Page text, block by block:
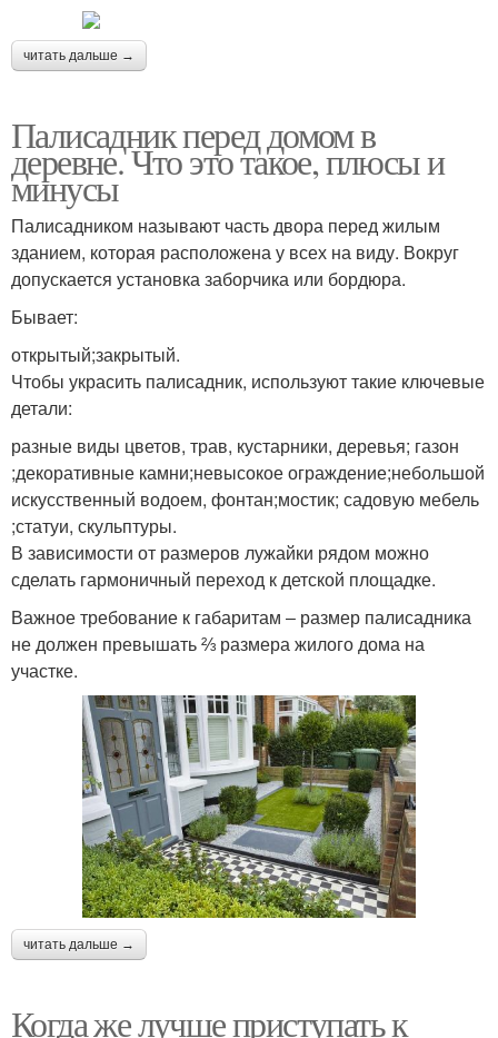
читать дальше →
Палисадник перед домом в
деревне. Что это такое, плюсы и
минусы
Палисадником называют часть двора перед жилым
зданием, которая расположена у всех на виду. Вокруг
допускается установка заборчика или бордюра.
Бывает:
открытый;закрытый.
Чтобы украсить палисадник, используют такие ключевые
детали:
разные виды цветов, трав, кустарники, деревья; газон
;декоративные камни;невысокое ограждение;небольшой
искусственный водоем, фонтан;мостик; садовую мебель
;статуи, скульптуры.
В зависимости от размеров лужайки рядом можно
сделать гармоничный переход к детской площадке.
Важное требование к габаритам ‒ размер палисадника
не должен превышать ⅔ размера жилого дома на
участке.
читать дальше →
Когда же лучше приступать к